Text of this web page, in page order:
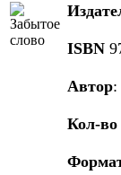
ISBN
Автор:
Кол-во